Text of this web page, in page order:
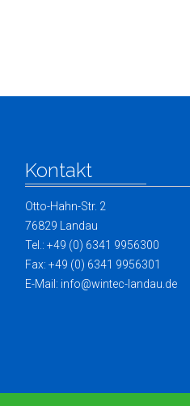
Kontakt
Otto-Hahn-Str. 2
76829 Landau
Tel.: +49 (0) 6341 9956300
Fax: +49 (0) 6341 9956301
E-Mail: info@wintec-landau.de